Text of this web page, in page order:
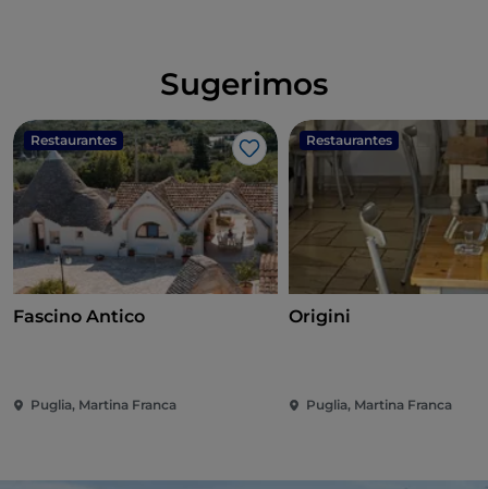
Sugerimos
Restaurantes
Gosto
Fascino Antico
Puglia, Martina Franca
Restaurantes
Origini
Puglia, Martina Franca